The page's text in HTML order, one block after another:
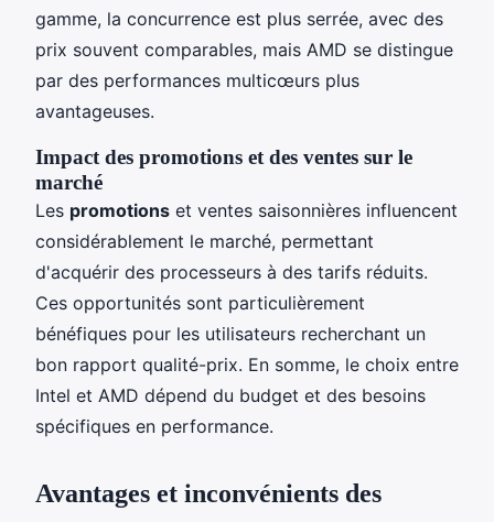
gamme, la concurrence est plus serrée, avec des
prix souvent comparables, mais AMD se distingue
par des performances multicœurs plus
avantageuses.
Impact des promotions et des ventes sur le
marché
Les promotions et ventes saisonnières influencent
considérablement le marché, permettant
d'acquérir des processeurs à des tarifs réduits.
Ces opportunités sont particulièrement
bénéfiques pour les utilisateurs recherchant un
bon rapport qualité-prix. En somme, le choix entre
Intel et AMD dépend du budget et des besoins
spécifiques en performance.
Avantages et inconvénients des